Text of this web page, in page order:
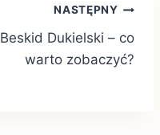
NASTĘPNY
Beskid Dukielski – co
warto zobaczyć?